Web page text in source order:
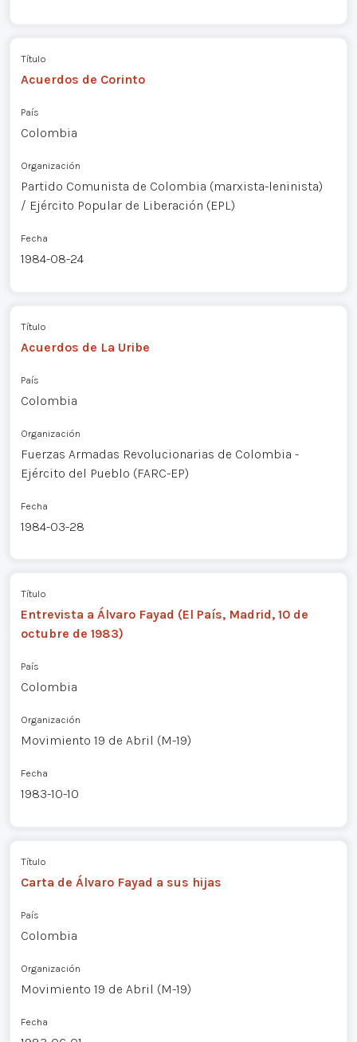
Título
Acuerdos de Corinto
País
Colombia
Organización
Partido Comunista de Colombia (marxista-leninista)
/ Ejército Popular de Liberación (EPL)
Fecha
1984-08-24
Título
Acuerdos de La Uribe
País
Colombia
Organización
Fuerzas Armadas Revolucionarias de Colombia -
Ejército del Pueblo (FARC-EP)
Fecha
1984-03-28
Título
Entrevista a Álvaro Fayad (El País, Madrid, 10 de
octubre de 1983)
País
Colombia
Organización
Movimiento 19 de Abril (M-19)
Fecha
1983-10-10
Título
Carta de Álvaro Fayad a sus hijas
País
Colombia
Organización
Movimiento 19 de Abril (M-19)
Fecha